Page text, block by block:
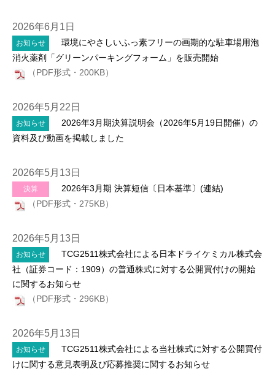
2026年6月1日
お知らせ
環境にやさしいふっ素フリーの画期的な駐車場用泡
消火薬剤「グリーンパーキングフォーム」を販売開始
（PDF形式・200KB）
2026年5月22日
お知らせ
2026年3月期決算説明会（2026年5月19日開催）の
資料及び動画を掲載しました
2026年5月13日
決算
2026年3月期 決算短信〔日本基準〕(連結)
（PDF形式・275KB）
2026年5月13日
お知らせ
TCG2511株式会社による日本ドライケミカル株式会
社（証券コード：1909）の普通株式に対する公開買付けの開始
に関するお知らせ
（PDF形式・296KB）
2026年5月13日
お知らせ
TCG2511株式会社による当社株式に対する公開買付
けに関する意見表明及び応募推奨に関するお知らせ